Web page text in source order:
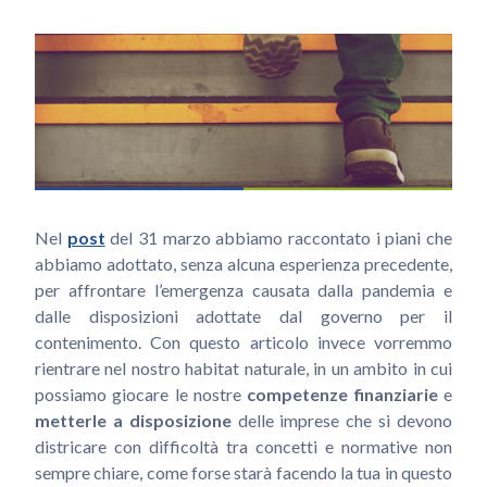
Nel post del 31 marzo abbiamo raccontato i piani che
abbiamo adottato, senza alcuna esperienza precedente,
per affrontare l’emergenza causata dalla pandemia e
dalle disposizioni adottate dal governo per il
contenimento. Con questo articolo invece vorremmo
rientrare nel nostro habitat naturale, in un ambito in cui
possiamo giocare le nostre competenze finanziariee
metterle a disposizionedelle imprese che si devono
districare con difficoltà tra concetti e normative non
sempre chiare, come forse starà facendo la tua in questo